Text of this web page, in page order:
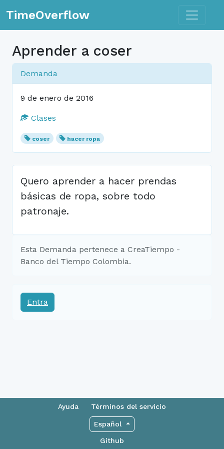
TimeOverflow Toggle
Aprender a coser
Demanda
9 de enero de 2016
Clases
coser hacer ropa
Quero aprender a hacer prendas
básicas de ropa, sobre todo
patronaje.
Esta Demanda pertenece a CreaTiempo -
Banco del Tiempo Colombia.
Entra
Ayuda Términos del servicio
Español
Github